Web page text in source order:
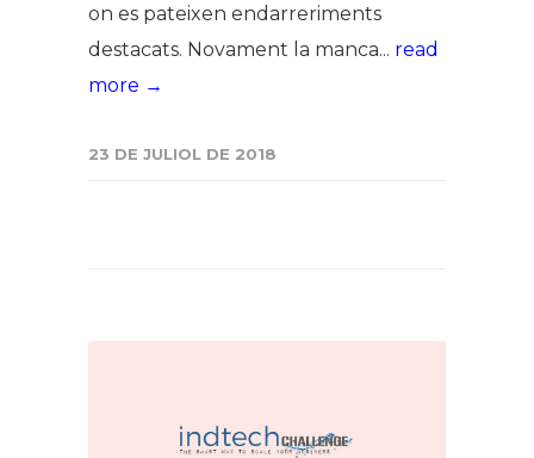
on es pateixen endarreriments
destacats. Novament la manca... read
more →
23 DE JULIOL DE 2018